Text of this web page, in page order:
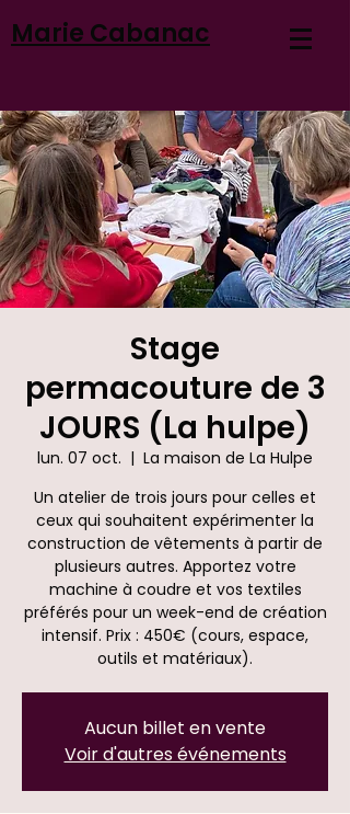
Marie Cabanac
Stage
permacouture de 3
JOURS (La hulpe)
lun. 07 oct.
  |
La maison de La Hulpe
Un atelier de trois jours pour celles et
ceux qui souhaitent expérimenter la
construction de vêtements à partir de
plusieurs autres. Apportez votre
machine à coudre et vos textiles
préférés pour un week-end de création
intensif. Prix : 450€ (cours, espace,
outils et matériaux).
Aucun billet en vente
Voir d'autres événements